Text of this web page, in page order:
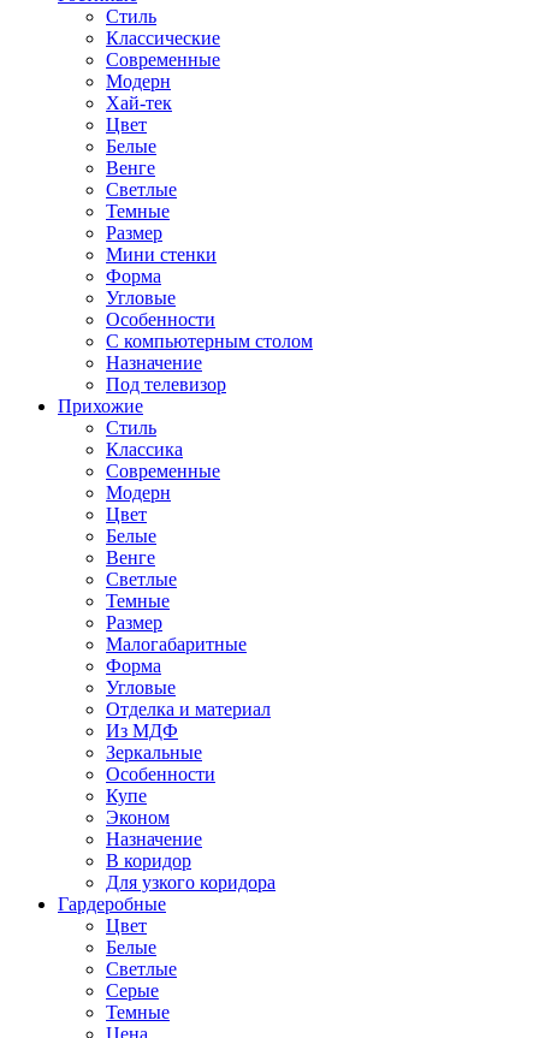
Стиль
Классические
Современные
Модерн
Хай-тек
Цвет
Белые
Венге
Светлые
Темные
Размер
Мини стенки
Форма
Угловые
Особенности
С компьютерным столом
Назначение
Под телевизор
Прихожие
Стиль
Классика
Современные
Модерн
Цвет
Белые
Венге
Светлые
Темные
Размер
Малогабаритные
Форма
Угловые
Отделка и материал
Из МДФ
Зеркальные
Особенности
Купе
Эконом
Назначение
В коридор
Для узкого коридора
Гардеробные
Цвет
Белые
Светлые
Серые
Темные
Цена